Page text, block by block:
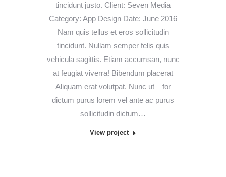
tincidunt justo. Client: Seven Media
Category: App Design Date: June 2016
Nam quis tellus et eros sollicitudin
tincidunt. Nullam semper felis quis
vehicula sagittis. Etiam accumsan, nunc
at feugiat viverra! Bibendum placerat
Aliquam erat volutpat. Nunc ut – for
dictum purus lorem vel ante ac purus
sollicitudin dictum…
View project